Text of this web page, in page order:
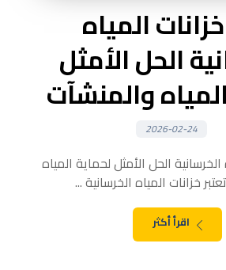
المياه
الحل الأمثل
والمنشآت
2026-02-24
الحل الأمثل لحماية المياه
خزانات المياه الخرسانية ...
اقرأ أكثر